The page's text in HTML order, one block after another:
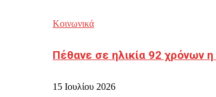
Κοινωνικά
Πέθανε σε ηλικία 92 χρόνων
15 Ιουλίου 2026